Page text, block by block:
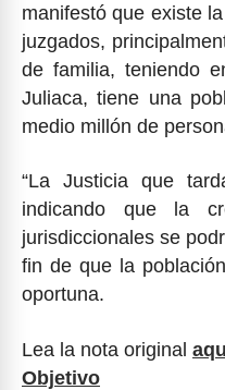
manifestó que existe
juzgados,
de familia, teniendo
Juliaca, tiene una
medio millón de
“La Justicia que
indicando que la
jurisdiccionales se
fin de que la
oportuna.
Lea la nota original
Objetivo